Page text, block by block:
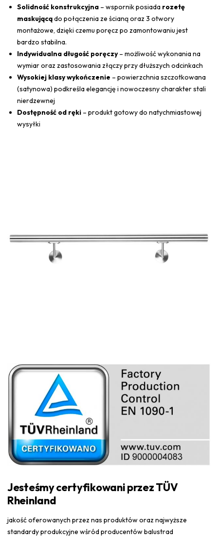
Solidność konstrukcyjna – wspornik posiada rozetę
maskującądo połączenia ze ścianą oraz 3 otwory
montażowe, dzięki czemu poręcz po zamontowaniu jest
bardzo stabilna.
Indywidualna długość poręczy– możliwość wykonania na
wymiar oraz zastosowania złączy przy dłuższych odcinkach
Wysokiej klasy wykończenie – powierzchnia szczotkowana
(satynowa) podkreśla elegancję i nowoczesny charakter stali
nierdzewnej
Dostępność od ręki – produkt gotowy do natychmiastowej
wysyłki
Jesteśmy certyfikowani przez TÜV
Rheinland
jakość oferowanych przez nas produktów oraz najwyższe
standardy produkcyjne wśród producentów balustrad